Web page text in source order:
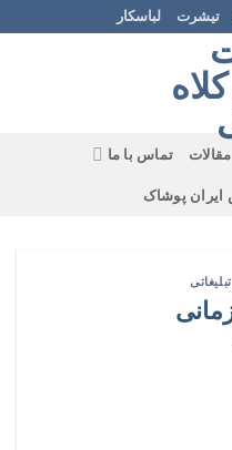
تیشرت لباسکار
مقالات تماس با ما
ایران پوشاک